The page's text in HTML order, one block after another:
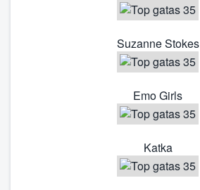
Suzanne Stokes
Emo Girls
Katka